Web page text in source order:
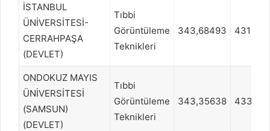
İSTANBUL
ÜNİVERSİTESİ-
CERRAHPAŞA
(DEVLET)
Tıbbi
Görüntüleme
Teknikleri
343,68493 431342
ONDOKUZ MAYIS
ÜNİVERSİTESİ
(SAMSUN)
(DEVLET)
Tıbbi
Görüntüleme
Teknikleri
343,35638 433397